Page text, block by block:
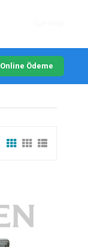
Online Ödeme